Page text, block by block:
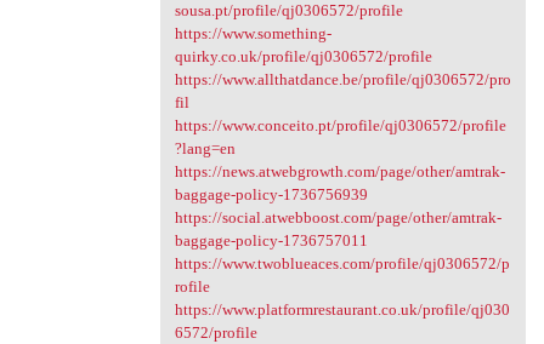
sousa.pt/profile/qj0306572/profile
https://www.something-
quirky.co.uk/profile/qj0306572/profile
https://www.allthatdance.be/profile/qj0306572/pro
fil
https://www.conceito.pt/profile/qj0306572/profile
?lang=en
https://news.atwebgrowth.com/page/other/amtrak-
baggage-policy-1736756939
https://social.atwebboost.com/page/other/amtrak-
baggage-policy-1736757011
https://www.twoblueaces.com/profile/qj0306572/p
rofile
https://www.platformrestaurant.co.uk/profile/qj030
6572/profile